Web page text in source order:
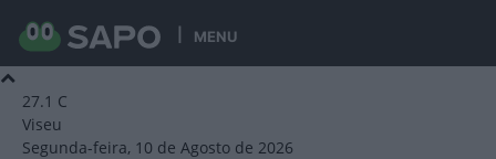
MENU
27.1 C
Viseu
Segunda-feira, 10 de Agosto de 2026